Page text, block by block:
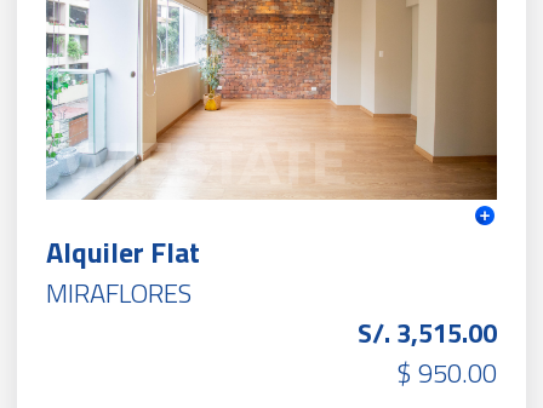
Alquiler Flat
MIRAFLORES
S/. 3,515.00
$ 950.00